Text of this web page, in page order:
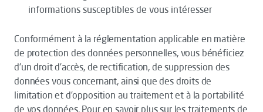
informations susceptibles de vous intéresser
Conformément à la réglementation applicable en matière
de protection des données personnelles, vous bénéficiez
d’un droit d’accès, de rectification, de suppression des
données vous concernant, ainsi que des droits de
limitation et d’opposition au traitement et à la portabilité
de vos données. Pour en savoir plus sur les traitements de